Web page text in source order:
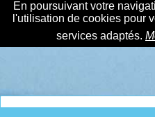
En poursuivant votre
l'utilisation de cookies pour
services adaptés.